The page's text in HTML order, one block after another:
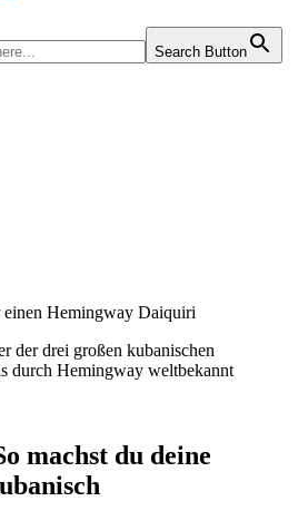
Search Button
der drei großen kubanischen
durch Hemingway weltbekannt
machst du deine